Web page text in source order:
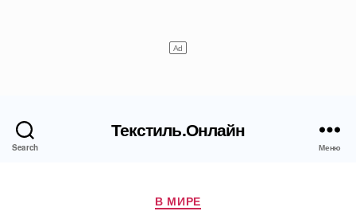
Search
Текстиль.Онлайн
Меню
Рубрики
В МИРЕ